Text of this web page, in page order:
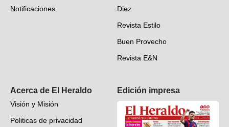
Videos
Notificaciones
Diez
Revista Estilo
Buen Provecho
Revista E&N
Acerca de El Heraldo
Visión y Misión
Politicas de privacidad
Edición impresa